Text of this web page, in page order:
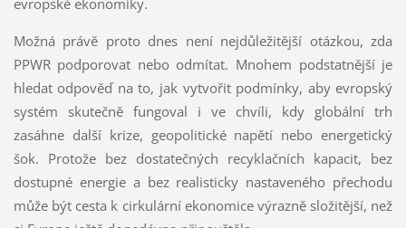
Možná právě proto dnes není nejdůležitější otázkou, zda
PPWR podporovat nebo odmítat. Mnohem podstatnější je
hledat odpověď na to, jak vytvořit podmínky, aby evropský
systém skutečně fungoval i ve chvíli, kdy globální trh
zasáhne další krize, geopolitické napětí nebo energetický
šok. Protože bez dostatečných recyklačních kapacit, bez
dostupné energie a bez realisticky nastaveného přechodu
může být cesta k cirkulární ekonomice výrazně složitější, než